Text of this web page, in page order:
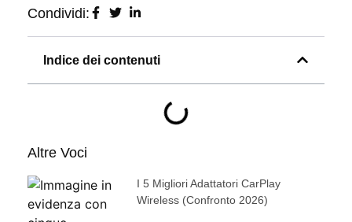
Condividi:
Indice dei contenuti
Altre Voci
I 5 Migliori Adattatori CarPlay
Wireless (confronto 2026)